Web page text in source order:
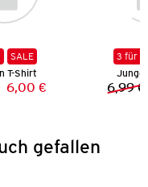
SALE
T-Shirt
Vorheriger Preis:
Neuer Preis:
6,00 €
3 für 2
6,99 €
gefallen